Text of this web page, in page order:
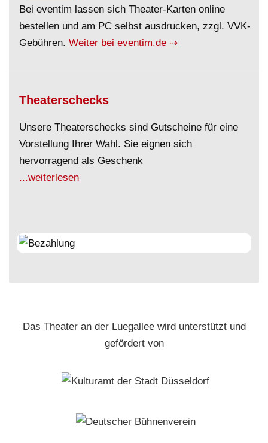
Bei eventim lassen sich Theater-Karten online
bestellen und am PC selbst ausdrucken, zzgl. VVK-
Gebühren.Weiter bei eventim.de ⇢
Theaterschecks
Unsere Theaterschecks sind Gutscheine für eine
Vorstellung Ihrer Wahl. Sie eignen sich
hervorragend als Geschenk
...weiterlesen
Das Theater an der Luegallee wird unterstützt und
gefördert von